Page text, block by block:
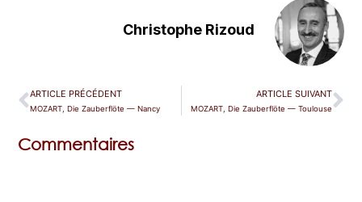
Christophe Rizoud
ARTICLE PRÉCÉDENT
MOZART, Die Zauberflöte — Nancy
ARTICLE SUIVANT
MOZART, Die Zauberflöte — Toulouse
Commentaires